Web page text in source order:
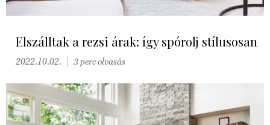
Elszálltak a rezsi árak: így spórolj stílusosan
2022.10.02. 3 perc olvasás